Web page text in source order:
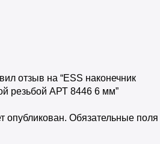
отзыв на “ESS наконечник
резьбой АРТ 8446 6 мм”
опубликован. Обязательные поля